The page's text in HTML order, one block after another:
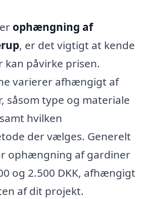
ophængning af
, er det vigtigt at kende
kan påvirke prisen.
varierer afhængigt af
såsom type og materiale
hvilken
der vælges. Generelt
ophængning af gardiner
og 2.500 DKK, afhængigt
af dit projekt.